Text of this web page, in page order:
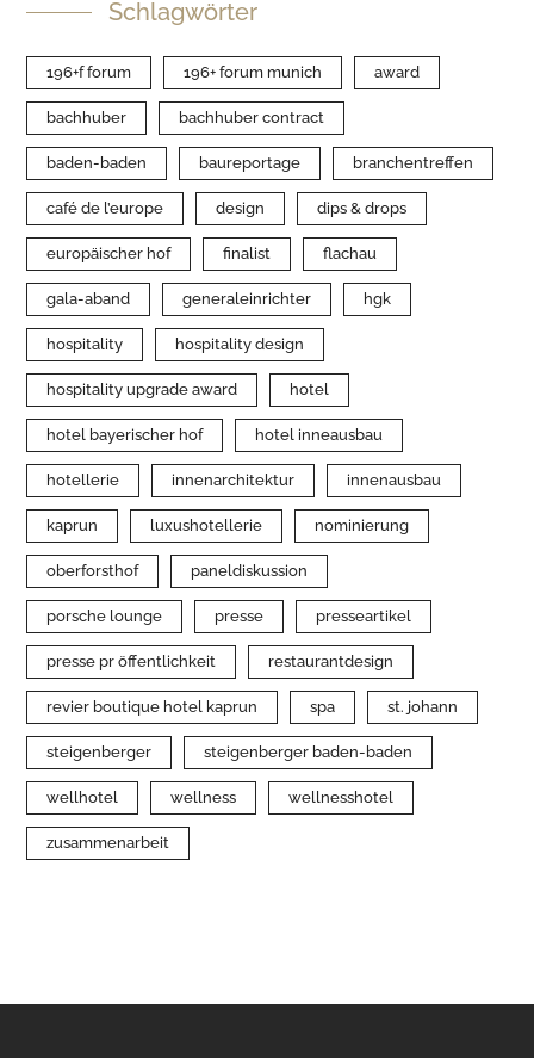
Schlagwörter
196+f forum 196+ forum munich award
bachhuber bachhuber contract
baden-baden baureportage branchentreffen
café de l’europe design dips & drops
europäischer hof finalist flachau
gala-aband generaleinrichter hgk
hospitality hospitality design
hospitality upgrade award hotel
hotel bayerischer hof hotel inneausbau
hotellerie innenarchitektur innenausbau
kaprun luxushotellerie nominierung
oberforsthof paneldiskussion
porsche lounge presse presseartikel
presse pr öffentlichkeit restaurantdesign
revier boutique hotel kaprun spa st. johann
steigenberger steigenberger baden-baden
wellhotel wellness wellnesshotel
zusammenarbeit